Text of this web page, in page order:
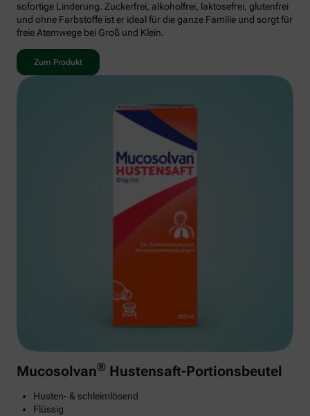
sofortige Linderung. Zuckerfrei, alkoholfrei, laktosefrei, glutenfrei
und ohne Farbstoffe ist er ideal für die ganze Familie und sorgt für
freie Atemwege bei Groß und Klein.
Zum Produkt
Mucosolvan® Hustensaft-Portionsbeutel
Husten- & schleimlösend
Flüssig